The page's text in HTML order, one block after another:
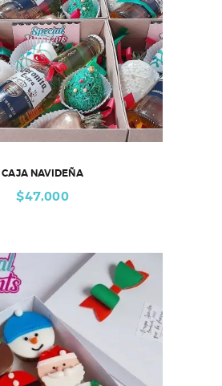
CAJA NAVIDEÑA
$47,000